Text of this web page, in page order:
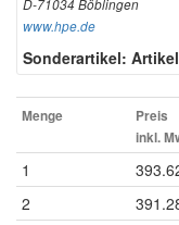
D-71034 Böblingen
www.hpe.de
Sonderartikel:
Menge
Preis
inkl.
1
2